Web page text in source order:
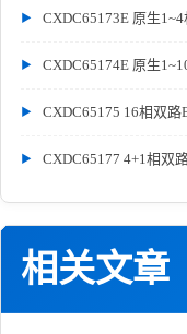
CXDC65173E 原生
CXDC65174E 原生
CXDC65175 16相双
CXDC65177 4+1相双
相关文章